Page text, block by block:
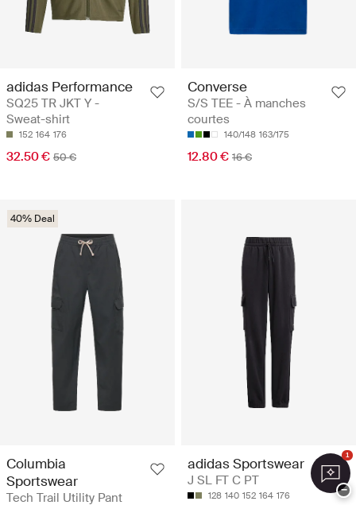
adidas Performance
SQ25 TR JKT Y -
Sweat-shirt
152 164 176
32.50 € 50 €
Converse
S/S TEE - À manches
courtes
140/148 163/175
12.80 € 16 €
40% Deal
Columbia
Sportswear
Tech Trail Utility Pant
adidas Sportswear
J SL FT C PT
128 140 152 164 176
1
−